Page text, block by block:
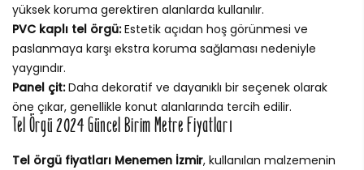
yüksek koruma gerektiren alanlarda kullanılır.
PVC kaplı tel örgü:Estetik açıdan hoş görünmesi ve
paslanmaya karşı ekstra koruma sağlaması nedeniyle
yaygındır.
Panel çit:Daha dekoratif ve dayanıklı bir seçenek olarak
öne çıkar, genellikle konut alanlarında tercih edilir.
Tel Örgü 2024 Güncel Birim Metre Fiyatları
Tel örgü fiyatları Menemen İzmir, kullanılan malzemenin